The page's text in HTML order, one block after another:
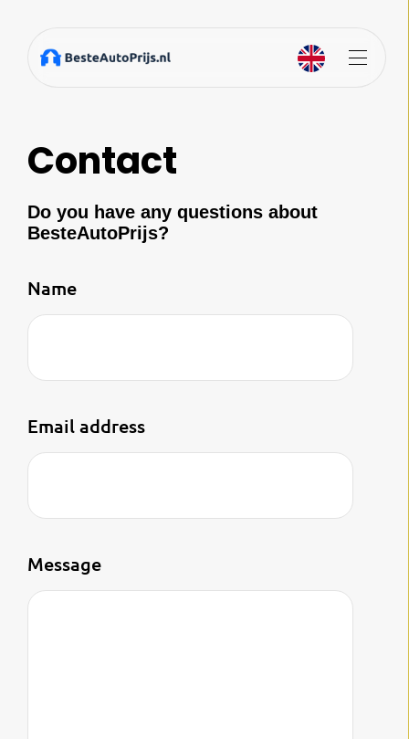
Contact
Do you have any questions about
BesteAutoPrijs?
Name
Email address
Laat dit veld leeg.
Message